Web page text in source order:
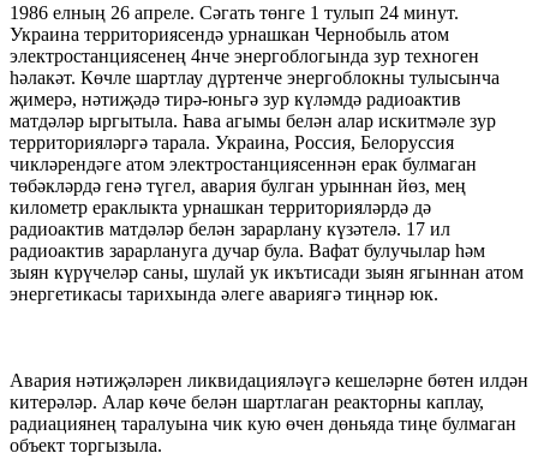
1986 елның 26 апреле. Сәгать төнге 1 тулып 24 минут.
Украина территориясендә урнашкан Чернобыль атом
электростанциясенең 4нче энергоблогында зур техноген
һәлакәт. Көчле шартлау дүртенче энергоблокны тулысынча
җимерә, нәтиҗәдә тирә-юньгә зур күләмдә радиоактив
матдәләр ыргытыла. Һава агымы белән алар искитмәле зур
территорияләргә тарала. Украина, Россия, Белоруссия
чикләрендәге атом электростанциясеннән ерак булмаган
төбәкләрдә генә түгел, авария булган урыннан йөз, мең
километр ераклыкта урнашкан территорияләрдә дә
радиоактив матдәләр белән зарарлану күзәтелә. 17 ил
радиоактив зарарлануга дучар була. Вафат булучылар һәм
зыян күрүчеләр саны, шулай ук икътисади зыян ягыннан атом
энергетикасы тарихында әлеге авариягә тиңнәр юк.
Авария нәтиҗәләрен ликвидацияләүгә кешеләрне бөтен илдән
китерәләр. Алар көче белән шартлаган реакторны каплау,
радиациянең таралуына чик кую өчен дөньяда тиңе булмаган
объект торгызыла.